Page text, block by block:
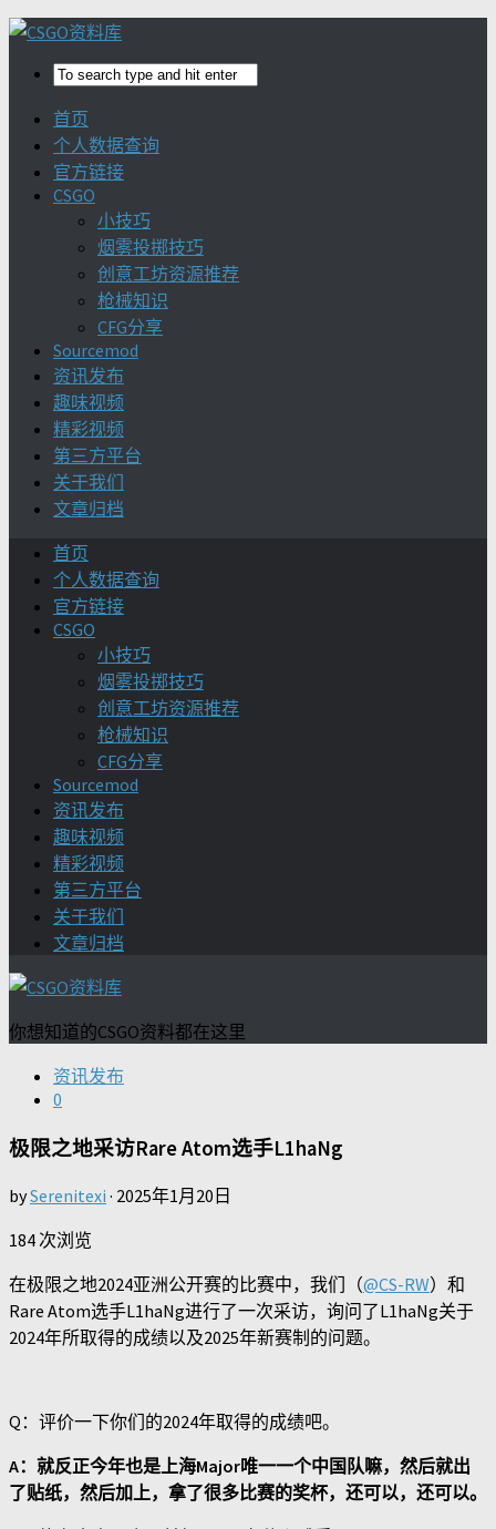
首页
个人数据查询
官方链接
CSGO
小技巧
烟雾投掷技巧
创意工坊资源推荐
枪械知识
CFG分享
Sourcemod
资讯发布
趣味视频
精彩视频
第三方平台
关于我们
文章归档
首页
个人数据查询
官方链接
CSGO
小技巧
烟雾投掷技巧
创意工坊资源推荐
枪械知识
CFG分享
Sourcemod
资讯发布
趣味视频
精彩视频
第三方平台
关于我们
文章归档
你想知道的CSGO资料都在这里
资讯发布
0
极限之地采访Rare Atom选手L1haNg
bySerenitexi · 2025年1月20日
184 次浏览
在极限之地2024亚洲公开赛的比赛中，我们（@CS-RW）和
Rare Atom选手L1haNg进行了一次采访，询问了L1haNg关于
2024年所取得的成绩以及2025年新赛制的问题。
Q：评价一下你们的2024年取得的成绩吧。
A：就反正今年也是上海Major唯一一个中国队嘛，然后就出
了贴纸，然后加上，拿了很多比赛的奖杯，还可以，还可以。